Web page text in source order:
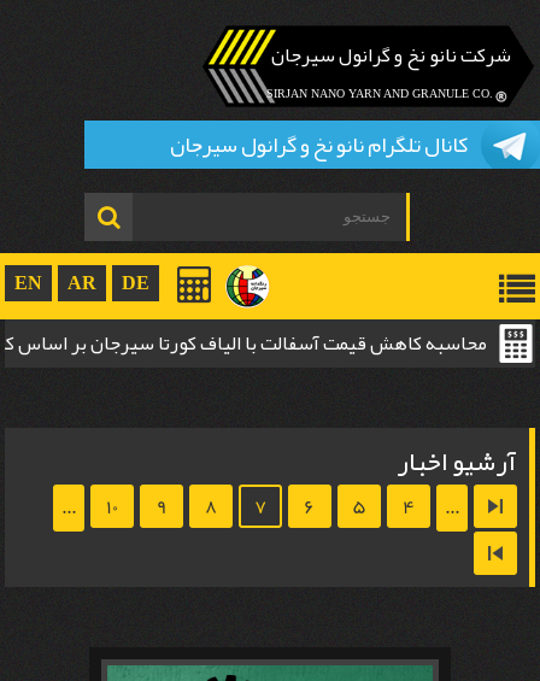
شرکت نانو نخ و گرانول سیرجان
.SIRJAN NANO YARN AND GRANULE CO
کانال تلگرام نانو نخ و گرانول سیرجان
EN AR DE
محاسبه کاهش قیمت آسفالت با الیاف کورتا سیرجان بر
آرشیو اخبار
...
4
5
6
7
8
9
10
...